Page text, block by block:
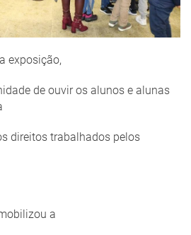
exposição,
de ouvir os alunos e alunas
direitos trabalhados pelos
a